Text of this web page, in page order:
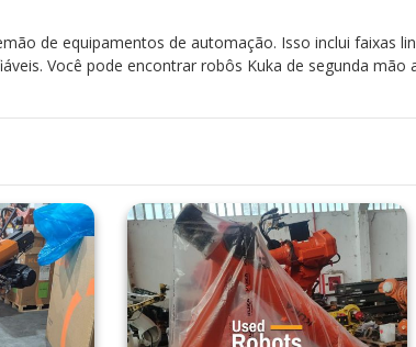
de equipamentos de automação. Isso inclui faixas
Você pode encontrar robôs Kuka de segunda